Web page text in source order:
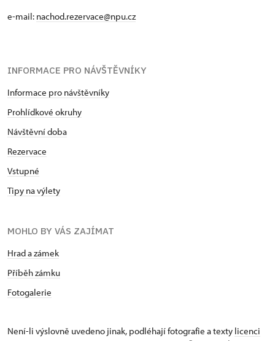
e-mail: nachod.rezervace@npu.cz
INFORMACE PRO NÁVŠTĚVNÍKY
Informace pro návštěvníky
Prohlídkové okruhy
Návštěvní doba
Rezervace
Vstupné
Tipy na výlety
MOHLO BY VÁS ZAJÍMAT
Hrad a zámek
Příběh zámku
Fotogalerie
Není-li výslovně uvedeno jinak, podléhají fotografie a texty licenci